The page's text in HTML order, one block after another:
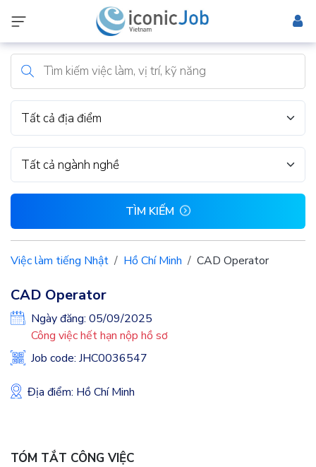
Tất cả địa điểm
Tất cả ngành nghề
TÌM KIẾM
Việc làm tiếng Nhật Hồ Chí Minh CAD Operator
CAD Operator
Ngày đăng: 05/09/2025
Công việc hết hạn nộp hồ sơ
Job code: JHC0036547
Địa điểm: Hồ Chí Minh
TÓM TẮT CÔNG VIỆC